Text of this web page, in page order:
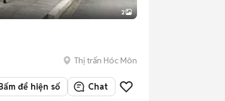
2
Thị trấn Hóc Môn
để hiện số Chat